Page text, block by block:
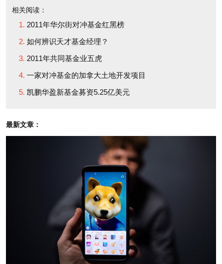
转向消费驱动，这个过程现在看不可能一蹴而就，会
比较长。但是整体而言，中国经济的增长并不会放
慢。因为中国的经济体规模足够大。虽然东部的基础
设施投资增速放慢，你到中西部一看，是在复制十年
前的东部。即便在东部地区，经济基础设施建设的空
间也还是有的，比如地铁、城市网、中心城区和卫星
等，在提升城市质量方面的投资还是有很大的空间。
中国政府的财力也能够支撑这个发展，远远没有到警
戒线的水平。现在大家的担心可能是从两位数的增长
回到8%左右的增长，要下一个台阶，人们是否能接受
这个事实。即便降到7%，对这么大一个经济体来说，
也不是一个低的增速，只是需要一个接受的过程。
今年的投资机会比前两年要好得多。前两
年，市场对于次贷危机对美国和欧洲经济带来的风险
相关阅读：
2011年华尔街对冲基金红黑榜
如何辨识天才基金经理？
2011年共同基金业五虎
一家对冲基金的加拿大土地开发项目
凯鹏华盈新基金募资5.25亿美元
最新文章：